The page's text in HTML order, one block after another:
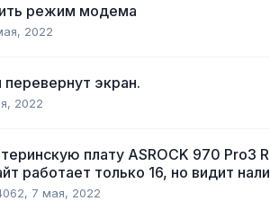
режим модема
2022
экран.
2022
плату ASROCK 970
работает только 16, но видит
, 7 мая, 2022